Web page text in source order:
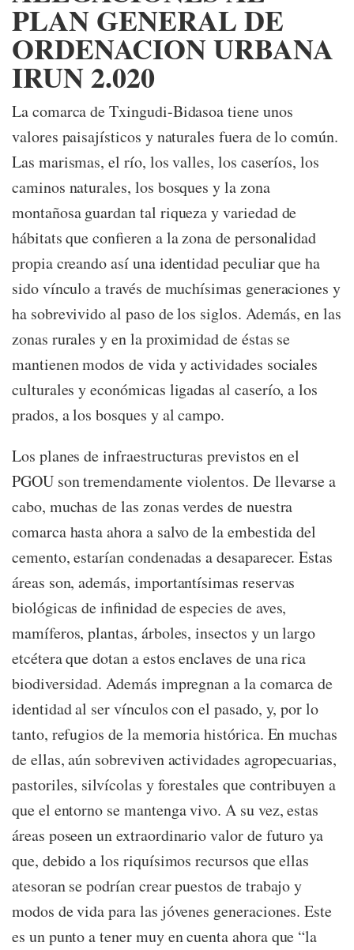
PLAN GENERAL DE
ORDENACION URBANA
IRUN 2.020
La comarca de Txingudi-Bidasoa tiene unos
valores paisajísticos y naturales fuera de lo común.
Las marismas, el río, los valles, los caseríos, los
caminos naturales, los bosques y la zona
montañosa guardan tal riqueza y variedad de
hábitats que confieren a la zona de personalidad
propia creando así una identidad peculiar que ha
sido vínculo a través de muchísimas generaciones y
ha sobrevivido al paso de los siglos. Además, en las
zonas rurales y en la proximidad de éstas se
mantienen modos de vida y actividades sociales
culturales y económicas ligadas al caserío, a los
prados, a los bosques y al campo.
Los planes de infraestructuras previstos en el
PGOU son tremendamente violentos. De llevarse a
cabo, muchas de las zonas verdes de nuestra
comarca hasta ahora a salvo de la embestida del
cemento, estarían condenadas a desaparecer. Estas
áreas son, además, importantísimas reservas
biológicas de infinidad de especies de aves,
mamíferos, plantas, árboles, insectos y un largo
etcétera que dotan a estos enclaves de una rica
biodiversidad. Además impregnan a la comarca de
identidad al ser vínculos con el pasado, y, por lo
tanto, refugios de la memoria histórica. En muchas
de ellas, aún sobreviven actividades agropecuarias,
pastoriles, silvícolas y forestales que contribuyen a
que el entorno se mantenga vivo. A su vez, estas
áreas poseen un extraordinario valor de futuro ya
que, debido a los riquísimos recursos que ellas
atesoran se podrían crear puestos de trabajo y
modos de vida para las jóvenes generaciones. Este
es un punto a tener muy en cuenta ahora que “la